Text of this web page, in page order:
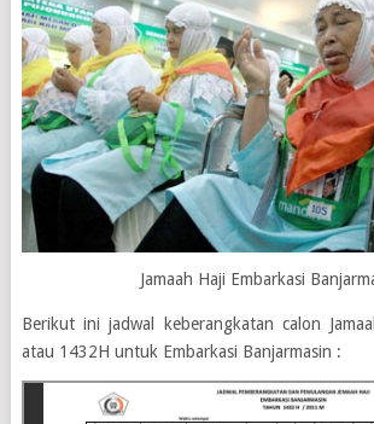
Jamaah Haji Embarkasi
Berikut ini jadwal keberangkatan calon
atau 1432H untuk Embarkasi Banjarmasin :